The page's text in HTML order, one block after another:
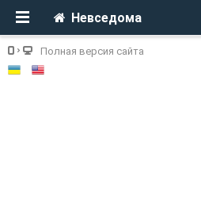
Невседома
Полная версия сайта